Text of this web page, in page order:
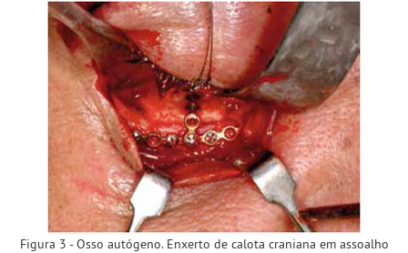
Figura 3 - Osso autógeno. Enxerto de calota craniana em assoalho